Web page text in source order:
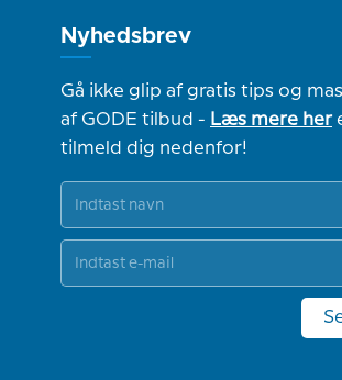
Nyhedsbrev
Gå ikke glip af gratis tips og
af GODE tilbud - Læs mere her
tilmeld dig nedenfor!